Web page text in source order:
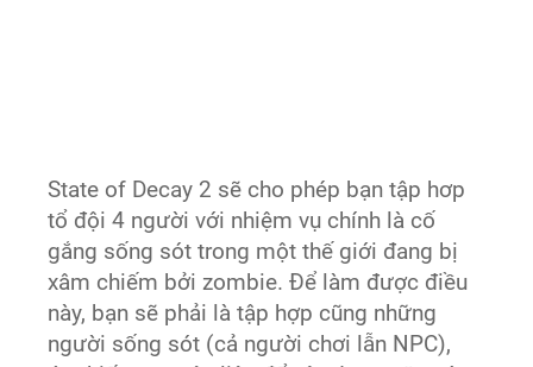
State of Decay 2 sẽ cho phép bạn tập hơp
tổ đội 4 người với nhiệm vụ chính là cố
gắng sống sót trong một thế giới đang bị
xâm chiếm bởi zombie. Để làm được điều
này, bạn sẽ phải là tập hợp cũng những
người sống sót (cả người chơi lẫn NPC),